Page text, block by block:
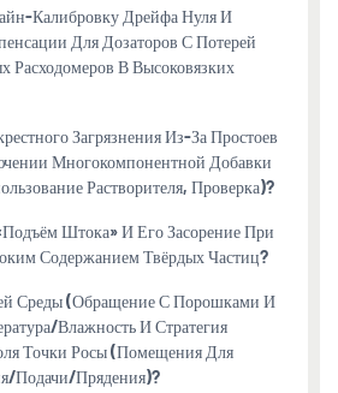
Калибровку Дрейфа Нуля И
Для Дозаторов С Потерей
Расходомеров В Высоковязких
Загрязнения Из-За Простоев
Многокомпонентной Добавки
Растворителя, Проверка)?
Штока» И Его Засорение При
Содержанием Твёрдых Частиц?
Среды (обращение С Порошками И
влажность И Стратегия
Точки Росы (помещения Для
подачи/прядения)?